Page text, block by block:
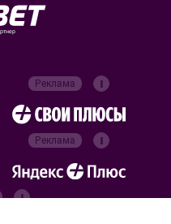
Реклама
Реклама